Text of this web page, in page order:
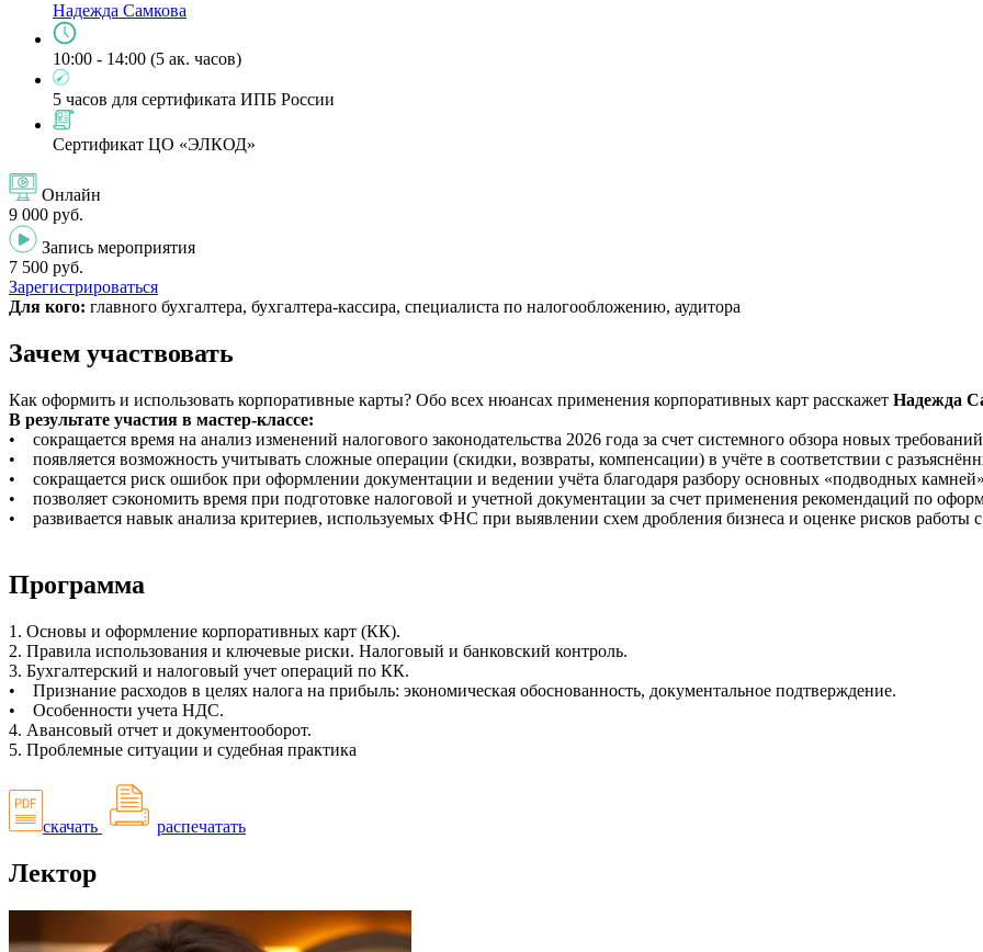
Надежда Самкова
10:00 - 14:00 (5 ак. часов)
5 часов для сертификата ИПБ России
Сертификат ЦО «ЭЛКОД»
Онлайн
9 000 руб.
Запись мероприятия
7 500 руб.
Зарегистрироваться
Для кого: главного бухгалтера, бухгалтера-кассира, специалиста по налогообложению, аудитора
Зачем участвовать
Как оформить и использовать корпоративные карты? Обо всех нюансах применения корпоративных карт расcкажет Надежда
В результате участия в мастер-классе:
• сокращается время на анализ изменений налогового законодательства 2026 года за счет системного обзора новых
• появляется возможность учитывать сложные операции (скидки, возвраты, компенсации) в учёте в соответствии с
• сокращается риск ошибок при оформлении документации и ведении учёта благодаря разбору основных «подводных
• позволяет сэкономить время при подготовке налоговой и учетной документации за счет применения рекомендаций по
• развивается навык анализа критериев, используемых ФНС при выявлении схем дробления бизнеса и оценке рисков работы
Программа
1. Основы и оформление корпоративных карт (КК).
2. Правила использования и ключевые риски. Налоговый и банковский контроль.
3. Бухгалтерский и налоговый учет операций по КК.
• Признание расходов в целях налога на прибыль: экономическая обоснованность, документальное подтверждение.
• Особенности учета НДС.
4. Авансовый отчет и документооборот.
5. Проблемные ситуации и судебная практика
скачать распечатать
Лектор